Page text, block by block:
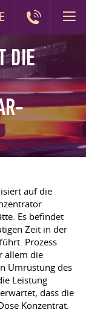
DIE
auf die
Es befindet
Zeit in der
Prozess
allem die
Umrüstung des
Leistung
dass die
Konzentrat.